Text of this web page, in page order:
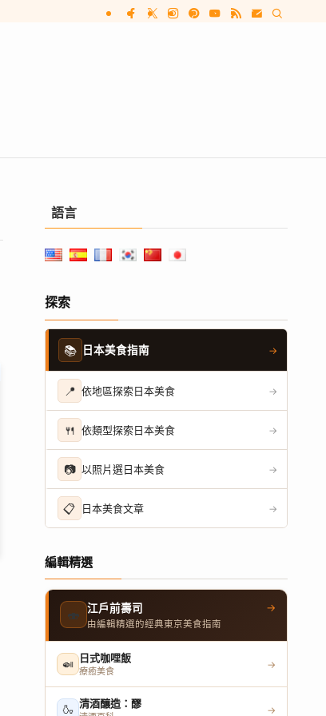
語言
探索
📚 日本美食指南 →
📍 依地區探索日本美食 →
🍴 依類型探索日本美食 →
📷 以照片選日本美食 →
📋 日本美食文章 →
編輯精選
🍣 江戶前壽司
由編輯精選的經典東京美食指南
→
🍛 日式咖哩飯
療癒美食
→
🍶 清酒釀造：醪 →